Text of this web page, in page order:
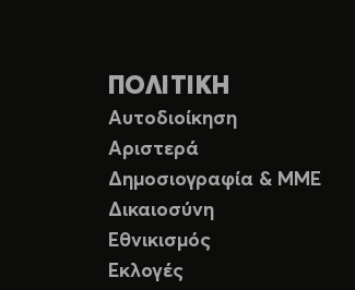
ΠΟΛΙΤΙΚΗ
Αυτοδιοίκηση
Αριστερά
Δημοσιογραφία & ΜΜΕ
Δικαιοσύνη
Εθνικισμός
Εκλογές